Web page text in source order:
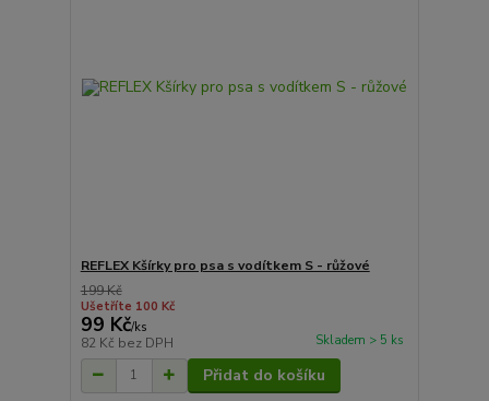
REFLEX Kšírky pro psa s vodítkem S - růžové
199 Kč
Ušetříte 100 Kč
99 Kč/ks
82 Kč bez DPH Skladem > 5 ks
Přidat do košíku